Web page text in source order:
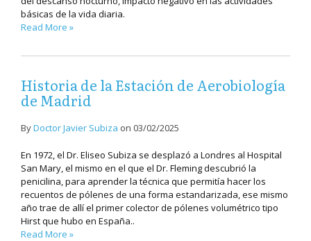
básicas de la vida diaria.
Read More »
Historia de la Estación de Aerobiología
de Madrid
ByDoctor Javier Subiza on 03/02/2025
En 1972, el Dr. Eliseo Subiza se desplazó a Londres al Hospital
San Mary, el mismo en el que el Dr. Fleming descubrió la
penicilina, para aprender la técnica que permitía hacer los
recuentos de pólenes de una forma estandarizada, ese mismo
año trae de allí el primer colector de pólenes volumétrico tipo
Hirst que hubo en España..
Read More »